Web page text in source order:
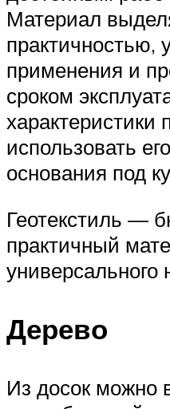
Материал
практичностью,
применения и
сроком
характеристики
использовать
основания под
Геотекстиль —
практичный
универсального
Дерево
Из досок можно